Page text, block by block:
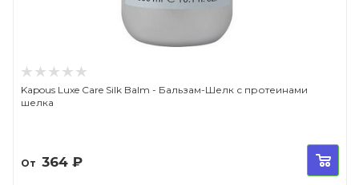
Kapous Luxe Care Silk Balm - Бальзам-Шелк с протеинами
шелка
От 364 ₽